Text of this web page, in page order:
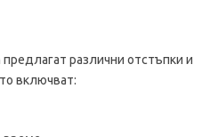
различни отстъпки и
включват: